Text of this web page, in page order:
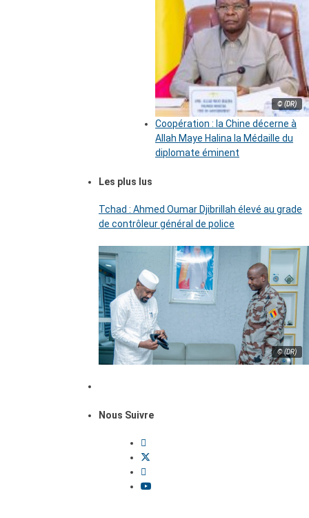
© (DR)
Coopération : la Chine décerne à
Allah Maye Halina la Médaille du
diplomate éminent
Les plus lus
Tchad : Ahmed Oumar Djibrillah élevé au grade
de contrôleur général de police
© (DR)
Nous Suivre